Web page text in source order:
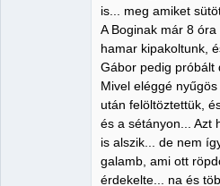
is... meg amiket
A Boginak már 8
hamar kipakoltunk,
Gábor pedig próbált
Mivel eléggé
után felöltöztettük,
és a sétányon... Azt
is alszik... de nem
galamb, ami ott
érdekelte... na és